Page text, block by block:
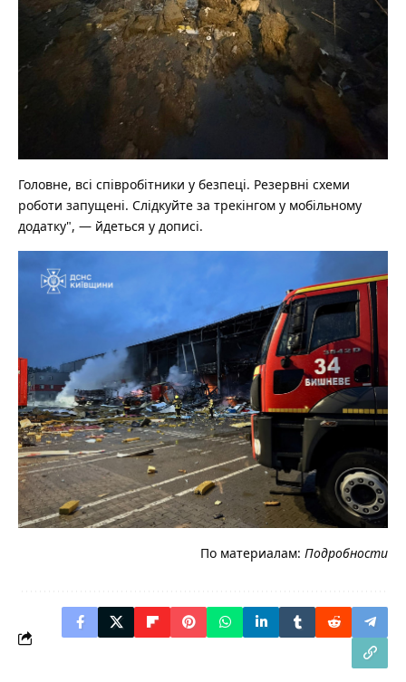
Головне, всі співробітники у безпеці. Резервні схеми
роботи запущені. Слідкуйте за трекінгом у мобільному
додатку", — йдеться у дописі.
По материалам: Подробности